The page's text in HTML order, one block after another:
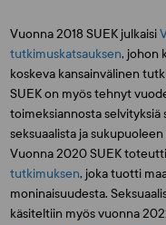
Vuonna 2018 SUEK julkaisi
tutkimuskatsauksen, johon
koskeva kansainvälinen
SUEK on myös tehnyt
toimeksiannosta selvityksiä
seksuaalista ja
Vuonna 2020 SUEK toteutti
tutkimuksen, joka tuotti
moninaisuudesta.
käsiteltiin myös vuonna